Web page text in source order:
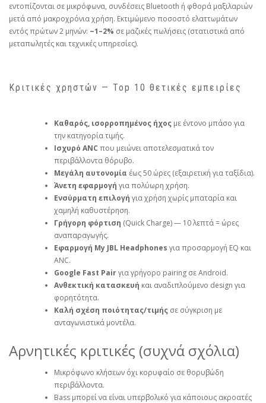
εντοπίζονται σε μικρόφωνα, συνδέσεις Bluetooth ή φθορά μαξιλαριών
μετά από μακροχρόνια χρήση. Εκτιμώμενο ποσοστό ελαττωμάτων
εντός πρώτων 2 μηνών: ~1–2% σε μαζικές πωλήσεις (στατιστικά από
μεταπωλητές και τεχνικές υπηρεσίες).
Κριτικές χρηστών — Top 10 θετικές εμπειρίες
Καθαρός, ισορροπημένος ήχος με έντονο μπάσο για
την κατηγορία τιμής.
Ισχυρό ANC που μειώνει αποτελεσματικά τον
περιβάλλοντα θόρυβο.
Μεγάλη αυτονομία έως 50 ώρες (εξαιρετική για ταξίδια).
Άνετη εφαρμογή για πολύωρη χρήση.
Ενσύρματη επιλογή για χρήση χωρίς μπαταρία και
χαμηλή καθυστέρηση.
Γρήγορη φόρτιση (Quick Charge) — 10 λεπτά = ώρες
αναπαραγωγής.
Εφαρμογή My JBL Headphones για προσαρμογή EQ και
ANC.
Google Fast Pairγια γρήγορο pairing σε Android.
Ανθεκτική κατασκευή και αναδιπλούμενο design για
φορητότητα.
Καλή σχέση ποιότητας/τιμής σε σύγκριση με
ανταγωνιστικά μοντέλα.
Αρνητικές κριτικές (συχνά σχόλια)
Μικρόφωνο κλήσεων όχι κορυφαίο σε θορυβώδη
περιβάλλοντα.
Bass μπορεί να είναι υπερβολικό για κάποιους ακροατές